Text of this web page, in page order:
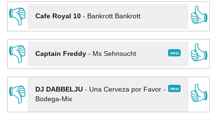
👎
Cafe Royal 10- Bankrott Bankrott
👍
👎
neu
Captain Freddy- Ms Sehnsucht
👍
👎
neu
DJ DABBELJU- Una Cerveza por Favor -
Bodega-Mix
👍